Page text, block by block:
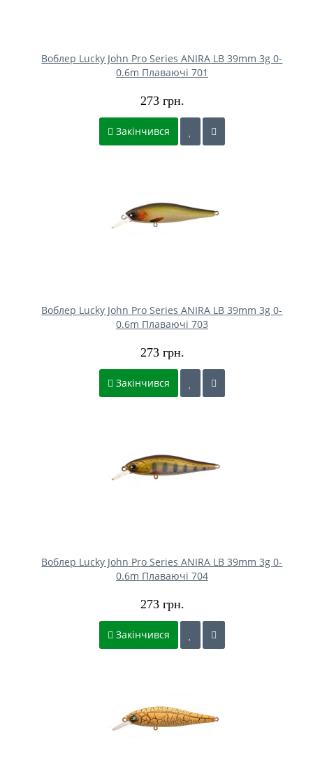
Воблер Lucky John Pro Series ANIRA LB 39mm 3g 0-
0.6m Плаваючі 701
273 грн.
Закінчився
Воблер Lucky John Pro Series ANIRA LB 39mm 3g 0-
0.6m Плаваючі 703
273 грн.
Закінчився
Воблер Lucky John Pro Series ANIRA LB 39mm 3g 0-
0.6m Плаваючі 704
273 грн.
Закінчився